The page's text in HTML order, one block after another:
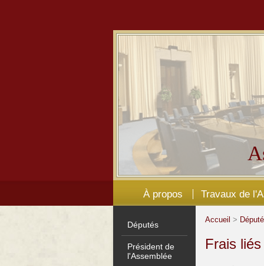
À propos Travaux de
Députés
Président de
l'Assemblée
Accueil >
Frais